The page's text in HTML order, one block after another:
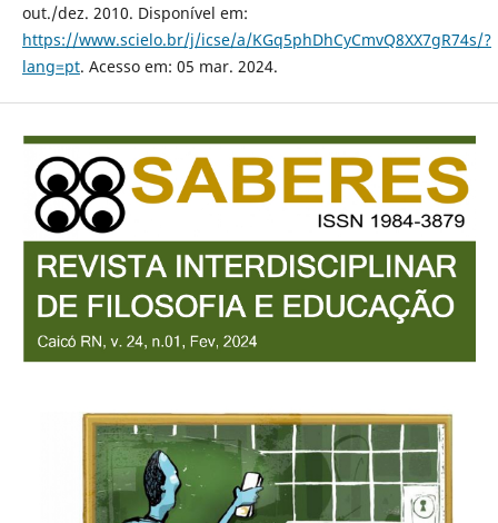
out./dez. 2010. Disponível em:
https://www.scielo.br/j/icse/a/KGq5phDhCyCmvQ8XX7gR74s/?
lang=pt. Acesso em: 05 mar. 2024.